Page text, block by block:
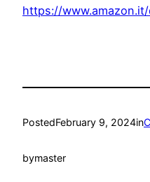
https://
PostedFebruary 9, 2024in
bymaster